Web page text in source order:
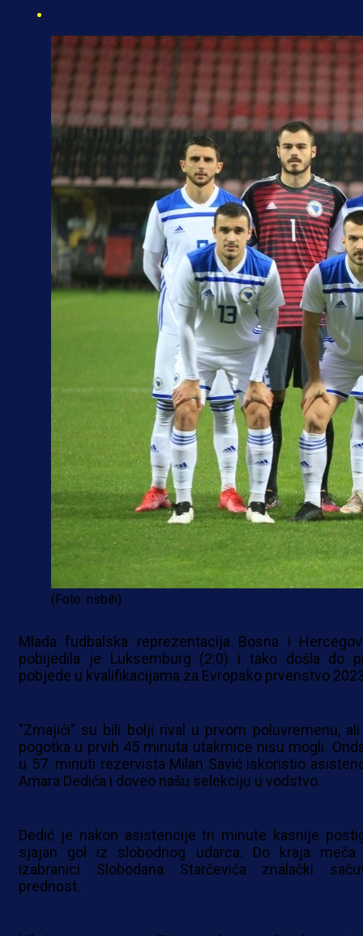
(Foto: nsbih)
Mlada fudbalska reprezentacija Bosna i
pobijedila je Luksemburg (2:0) i tako došla do
pobjede u kvalifikacijama za Evropsko prvenstvo
"Zmajići" su bili bolji rival u prvom poluvremenu,
pogotka u prvih 45 minuta utakmice nisu mogli.
u 57. minuti rezervista Milan Savić iskoristio
Amara Dedića i doveo našu selekciju u vodstvo.
Dedić je nakon asistencije tri minute kasnije
sjajan gol iz slobodnog udarca. Do kraja meča
izabranici Slobodana Starčevića znalački
prednost.